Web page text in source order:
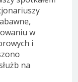
w
i
na